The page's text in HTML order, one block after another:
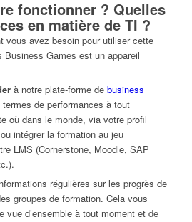
fonctionner ? Quelles
en matière de TI ?
vous avez besoin pour utiliser cette
Business Games est un appareil
à notre plate-forme de business
de performances à tout
où dans le monde, via votre profil
intégrer la formation au jeu
LMS (Cornerstone, Moodle, SAP
régulières sur les progrès de
groupes de formation. Cela vous
vue d’ensemble à tout moment et de